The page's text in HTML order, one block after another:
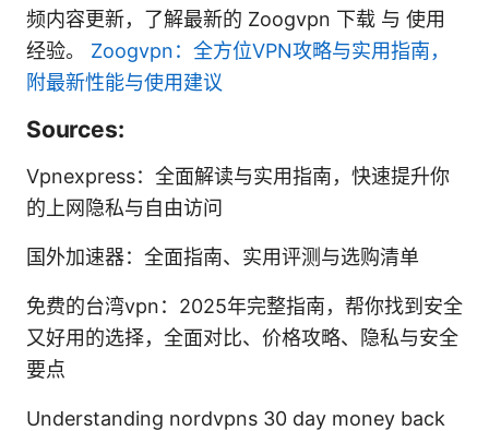
频内容更新，了解最新的 Zoogvpn 下载 与 使用
经验。 Zoogvpn：全方位VPN攻略与实用指南，
附最新性能与使用建议
Sources:
Vpnexpress：全面解读与实用指南，快速提升你
的上网隐私与自由访问
国外加速器：全面指南、实用评测与选购清单
免费的台湾vpn：2025年完整指南，帮你找到安全
又好用的选择，全面对比、价格攻略、隐私与安全
要点
Understanding nordvpns 30 day money back